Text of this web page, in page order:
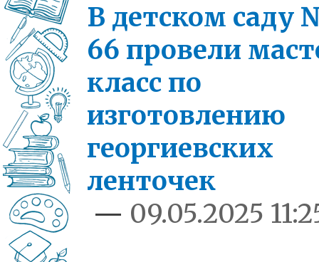
В детском саду
66 провели
класс по
изготовлению
георгиевских
ленточек
— 09.05.2025